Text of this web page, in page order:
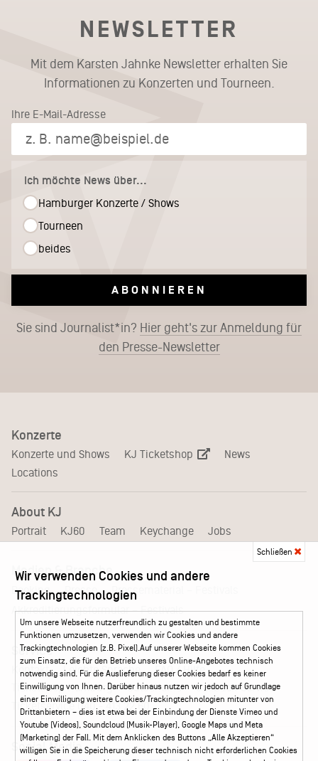
NEWSLETTER
Mit dem Karsten Jahnke Newsletter erhalten Sie
Informationen zu Konzerten und Tourneen.
Ihre E-Mail-Adresse
Ich möchte News über...
Hamburger Konzerte / Shows
Tourneen
beides
ABONNIEREN
Sie sind Journalist*in? Hier geht's zur Anmeldung für
den Presse-Newsletter
Konzerte
Konzerte und Shows KJ Ticketshop
News
Locations
About KJ
Portrait KJ60 Team Keychange Jobs
Medien & Branche
Booking Presse
Pressematerial – Festivals
Akkreditierungsformular – Festivals
Service
Kontakt Leichte Sprache
FAQ / Hilfe
Ticketshop Hamburg
Gutscheine
Callback-Service
Ticketservice 040 - 413 22 60
Social Media
Schließen
Wir verwenden Cookies und andere
Trackingtechnologien
Um unsere Webseite nutzerfreundlich zu gestalten und bestimmte
Funktionen umzusetzen, verwenden wir Cookies und andere
Trackingtechnologien (z.B. Pixel).Auf unserer Webseite kommen Cookies
zum Einsatz, die für den Betrieb unseres Online-Angebotes technisch
notwendig sind. Für die Auslieferung dieser Cookies bedarf es keiner
Einwilligung von Ihnen. Darüber hinaus nutzen wir jedoch auf Grundlage
einer Einwilligung weitere Cookies/Trackingtechnologien mitunter von
Drittanbietern – dies ist etwa bei der Einbindung der Dienste Vimeo und
Youtube (Videos), Soundcloud (Musik-Player), Google Maps und Meta
(Marketing) der Fall. Mit dem Anklicken des Buttons „Alle Akzeptieren“
willigen Sie in die Speicherung dieser technisch nicht erforderlichen Cookies